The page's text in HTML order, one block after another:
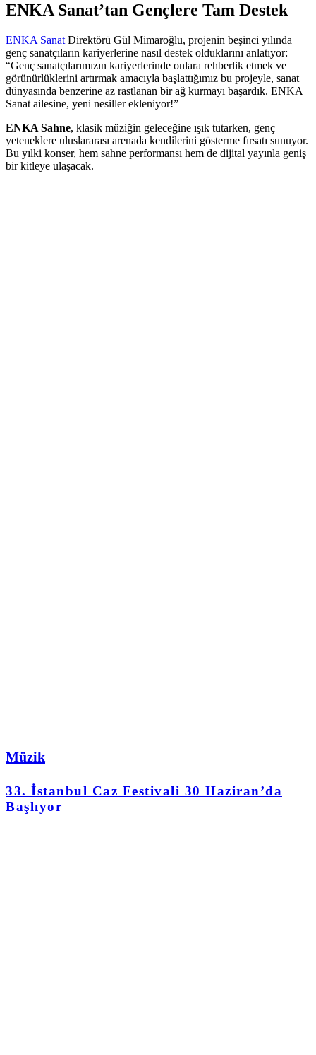
ENKA Sanat’tan Gençlere Tam Destek
ENKA Sanat Direktörü Gül Mimaroğlu, projenin beşinci yılında
genç sanatçıların kariyerlerine nasıl destek olduklarını anlatıyor:
“Genç sanatçılarımızın kariyerlerinde onlara rehberlik etmek ve
görünürlüklerini artırmak amacıyla başlattığımız bu projeyle, sanat
dünyasında benzerine az rastlanan bir ağ kurmayı başardık. ENKA
Sanat ailesine, yeni nesiller ekleniyor!”
ENKA Sahne, klasik müziğin geleceğine ışık tutarken, genç
yeteneklere uluslararası arenada kendilerini gösterme fırsatı sunuyor.
Bu yılki konser, hem sahne performansı hem de dijital yayınla geniş
bir kitleye ulaşacak.
Müzik
33. İstanbul Caz Festivali 30 Haziran’da
Başlıyor